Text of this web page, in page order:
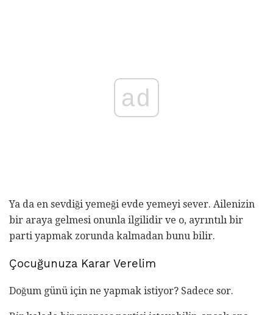
ad
Ya da en sevdiği yemeği evde yemeyi sever. Ailenizin
bir araya gelmesi onunla ilgilidir ve o, ayrıntılı bir
parti yapmak zorunda kalmadan bunu bilir.
Çocuğunuza Karar Verelim
Doğum günü için ne yapmak istiyor? Sadece sor.